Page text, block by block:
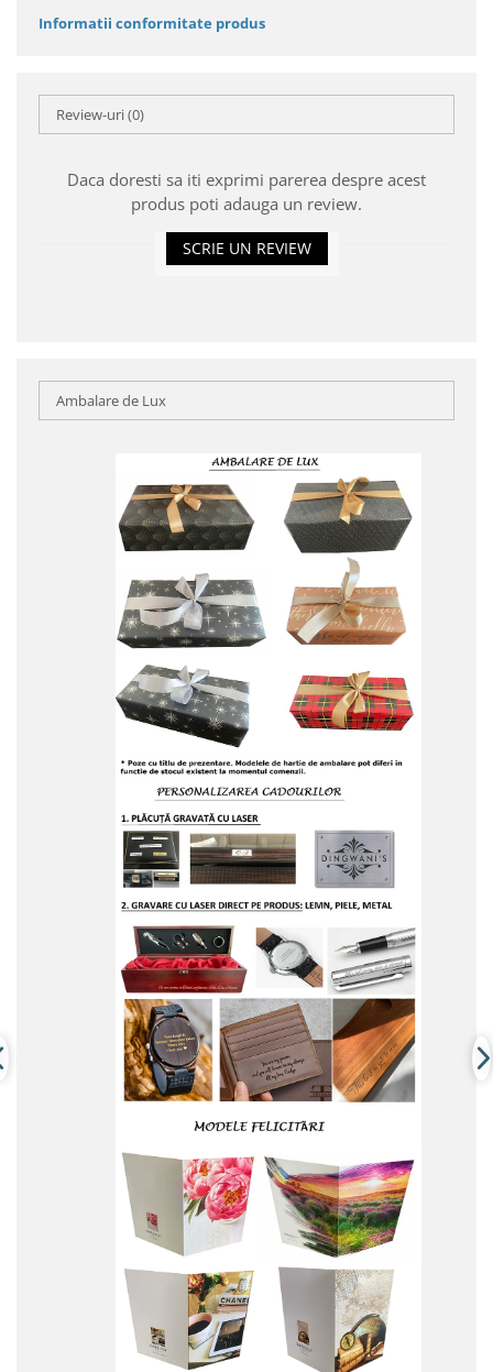
Informatii conformitate produs
Review-uri(0)
Daca doresti sa iti exprimi parerea despre acest
produs poti adauga un review.
SCRIE UN REVIEW
Ambalare de Lux